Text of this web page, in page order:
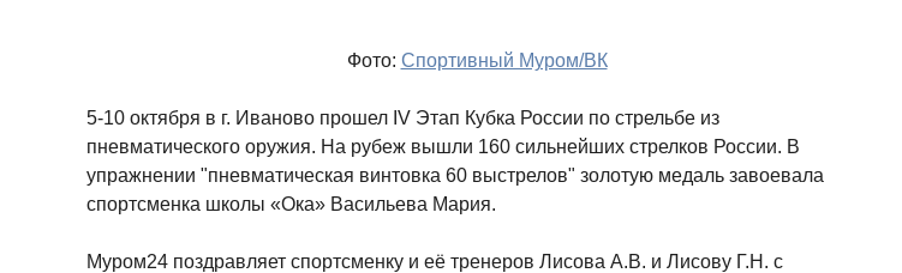
Фото: Спортивный Муром/ВК
5-10 октября в г. Иваново прошел IV Этап Кубка России по стрельбе из
пневматического оружия. На рубеж вышли 160 сильнейших стрелков России. В
упражнении "пневматическая винтовка 60 выстрелов" золотую медаль завоевала
спортсменка школы «Ока» Васильева Мария.
Муром24 поздравляет спортсменку и её тренеров Лисова А.В. и Лисову Г.Н. с